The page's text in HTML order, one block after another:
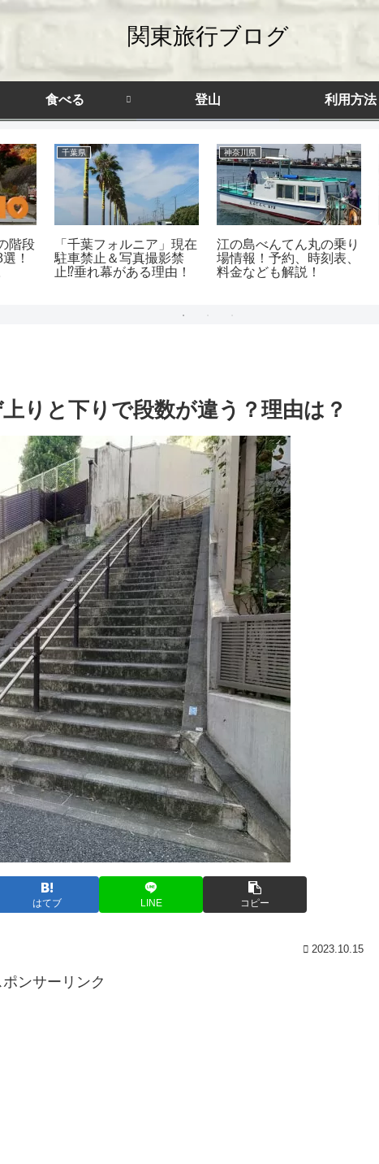
関東旅行ブログ
食べる 登山 利用方法
階段
！
千葉県
「千葉フォルニア」現在
駐車禁止＆写真撮影禁
止⁉垂れ幕がある理由！
神奈川県
江の島べんてん丸の乗り
場情報！予約、時刻表、
料金なども解説！
りと下りで段数が違う？理由は？
はてブ LINE コピー
2023.10.15
ポンサーリンク